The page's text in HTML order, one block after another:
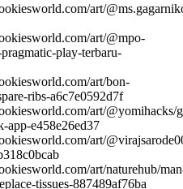
art/
art/@mpo-
play-terbaru-
art/bon-
ribs-a6c7e0592d7f
art/@yomihacks/
app-e458e26ed37
art/
art/naturehub/
tissues-887489af76ba